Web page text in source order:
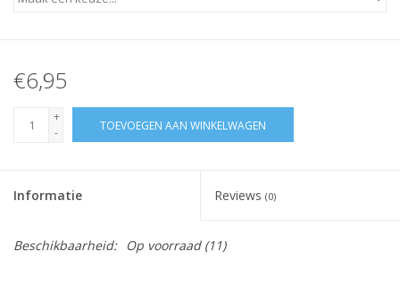
€6,95
+
-
TOEVOEGEN AAN WINKELWAGEN
Informatie Reviews (0)
Beschikbaarheid: Op voorraad(11)